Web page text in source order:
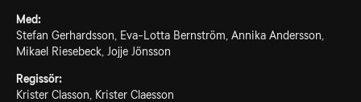
Med:
Stefan Gerhardsson, Eva-Lotta Bernström, Annika Andersson,
Mikael Riesebeck, Jojje Jönsson
Regissör:
Krister Classon, Krister Claesson